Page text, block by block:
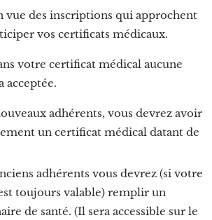
vue des inscriptions qui approchent
vos certificats médicaux.
votre certificat médical aucune
acceptée.
adhérents, vous devrez avoir
un certificat médical datant de
adhérents vous devrez (si votre
toujours valable) remplir un
de santé. (Il sera accessible sur le